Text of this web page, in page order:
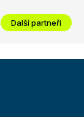
Další partneři